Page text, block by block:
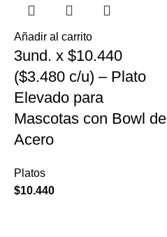
Añadir al carrito
3und. x $10.440
($3.480 c/u) – Plato
Elevado para
Mascotas con Bowl de
Acero
Platos
$10.440